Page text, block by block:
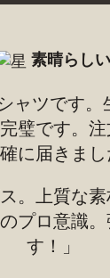
素晴らしい
ャツです
璧です。
に届きまし
ス。上質な
プロ意識
す！」